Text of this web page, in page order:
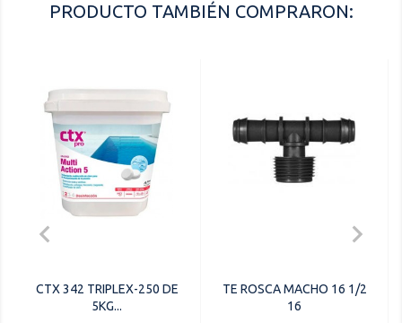
PRODUCTO TAMBIÉN COMPRARON:

CTX 342 TRIPLEX-250 DE
5KG...
TE ROSCA MACHO 16 1/2
16
